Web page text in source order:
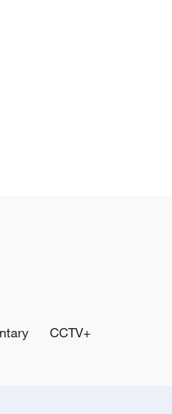
CCTV+